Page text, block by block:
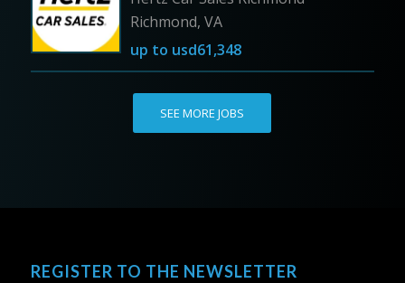
Richmond, VA
up to usd61,348
SEE MORE JOBS
REGISTER TO THE NEWSLETTER